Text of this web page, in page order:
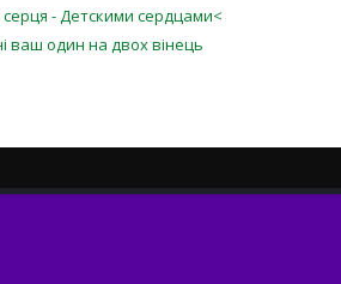
серця - Детскими сердцами<
ваш один на двох вінець